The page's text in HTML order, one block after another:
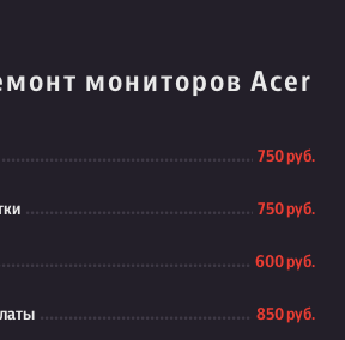
мониторов Acer
750 руб.
750 руб.
600 руб.
850 руб.